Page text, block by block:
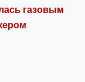
газовым